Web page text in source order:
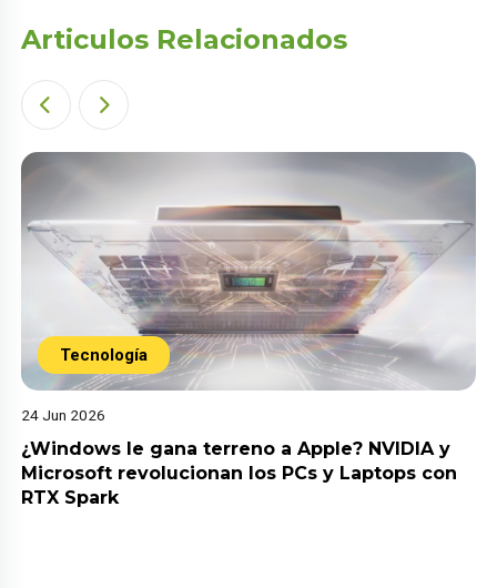
Articulos Relacionados
Tecnología
24 Jun 2026
¿Windows le gana terreno a Apple? NVIDIA y
Microsoft revolucionan los PCs y Laptops con
RTX Spark